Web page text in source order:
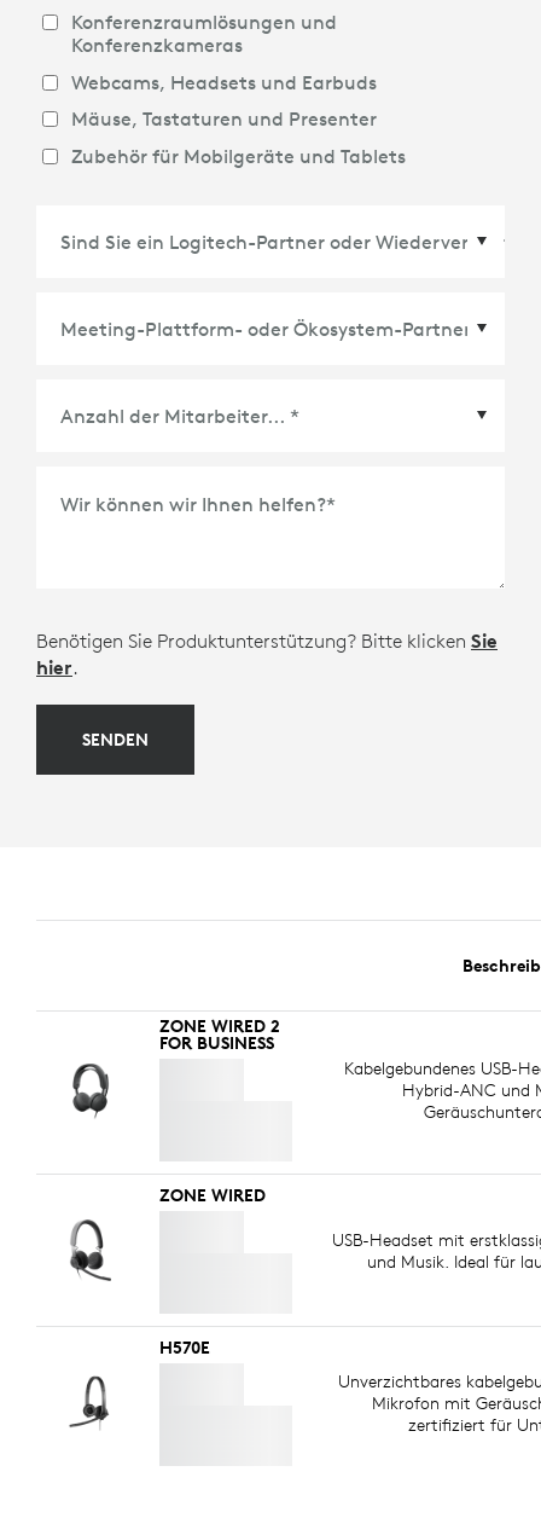
Konferenzraumlösungen und
Konferenzkameras
Webcams, Headsets und Earbuds
Mäuse, Tastaturen und Presenter
Zubehör für Mobilgeräte und Tablets
Wir können wir Ihnen helfen?*
Benötigen Sie Produktunterstützung? Bitte klicken Sie
hier.
SENDEN
ZONE WIRED 2
FOR BUSINESS
Kabelgebundenes USB-
Hybrid-ANC und
ZONE WIRED
USB-Headset mit
und Musik. Ideal für
H570E
Unverzichtbares
Mikrofon mit
zertifiziert für